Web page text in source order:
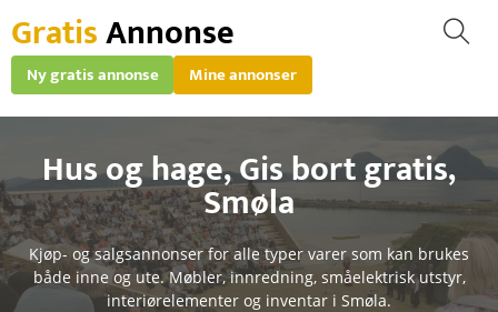
GratisAnnonse
Ny gratis annonse Mine annonser
Hus og hage,Gis bort gratis,
Smøla
Kjøp- og salgsannonser for alle typer varer som kan brukes
både inne og ute. Møbler, innredning, småelektrisk utstyr,
interiørelementer og inventar i Smøla.